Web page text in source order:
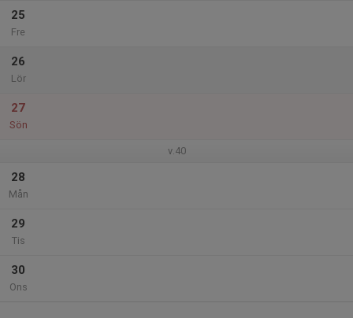
25
Fre
26
Lör
27
Sön
v.40
28
Mån
29
Tis
30
Ons